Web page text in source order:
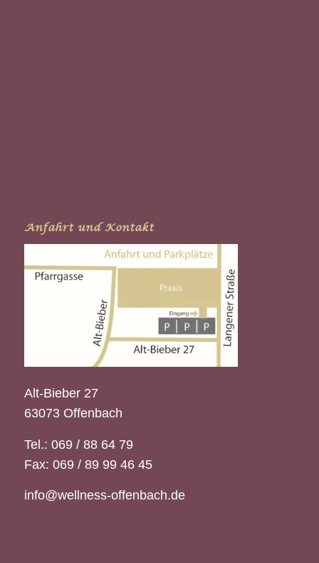
Anfahrt und Kontakt
Alt-Bieber 27
63073 Offenbach
Tel.: 069 / 88 64 79
Fax: 069 / 89 99 46 45
info@wellness-offenbach.de